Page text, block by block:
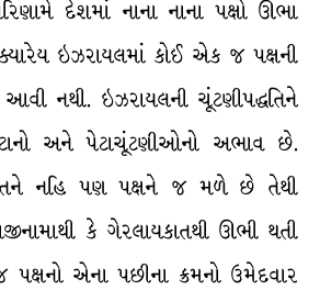
દેશમાં નાના નાના પક્ષો ઊભા
ઇઝરાયલમાં કોઈ એક જ પક્ષની
નથી. ઇઝરાયલની ચૂંટણીપદ્ધતિને
અને પેટાચૂંટણીઓનો અભાવ છે.
નહિ પણ પક્ષને જ મળે છે તેથી
કે ગેરલાયકાતથી ઊભી થતી
એના પછીના ક્રમનો ઉમેદવાર